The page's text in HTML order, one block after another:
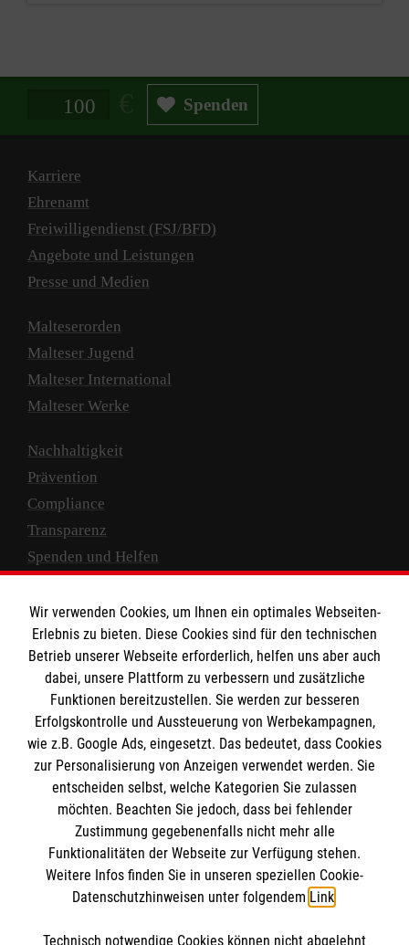
Spendenbetrag in Euro Spenden
Karriere
Ehrenamt
Freiwilligendienst (FSJ/BFD)
Angebote und Leistungen
Presse und Medien
Malteserorden
Malteser Jugend
Malteser International
Malteser Werke
Nachhaltigkeit
Prävention
Compliance
Transparenz
Spenden und Helfen
Empfänger: Malteser Hilfsdienst e.V.
IBAN: DE10 3706 0120 1201 2000 12
BIC: GENODED 1PA7
Newsletter abonnieren
Wir verwenden Cookies, um Ihnen ein optimales Webseiten-
Erlebnis zu bieten. Diese Cookies sind für den technischen
Betrieb unserer Webseite erforderlich, helfen uns aber auch
dabei, unsere Plattform zu verbessern und zusätzliche
Funktionen bereitzustellen. Sie werden zur besseren
Erfolgskontrolle und Aussteuerung von Werbekampagnen,
wie z.B. Google Ads, eingesetzt. Das bedeutet, dass Cookies
zur Personalisierung von Anzeigen verwendet werden. Sie
entscheiden selbst, welche Kategorien Sie zulassen
möchten. Beachten Sie jedoch, dass bei fehlender
Zustimmung gegebenenfalls nicht mehr alle
Funktionalitäten der Webseite zur Verfügung stehen.
Weitere Infos finden Sie in unseren speziellen Cookie-
Datenschutzhinweisen unter folgendem Link.
Technisch notwendige Cookies können nicht abgelehnt